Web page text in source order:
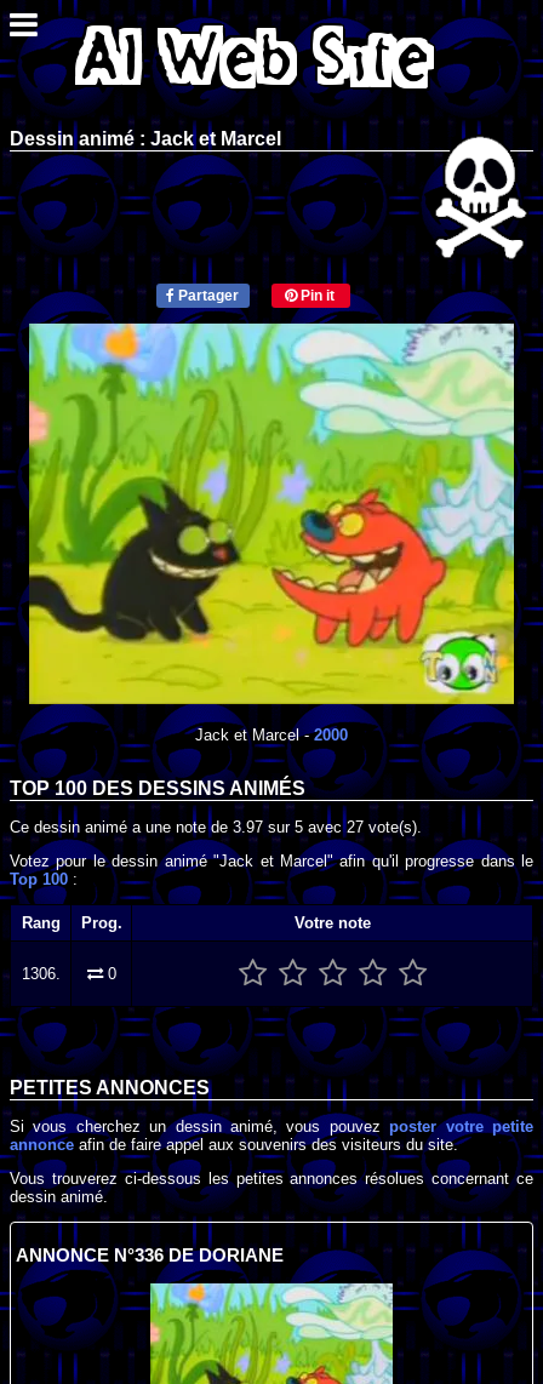
Dessin animé : Jack et Marcel
Partager Pin it
Jack et Marcel-2000
TOP 100 DES DESSINS ANIMÉS
Ce dessin animé a une note de 3.97 sur 5 avec27 vote(s).
Votez pour le dessin animé "Jack et Marcel" afin qu'il progresse dans le
Top 100 :
Rang Prog. Votre note
1306. 0
PETITES ANNONCES
Si vous cherchez un dessin animé, vous pouvezposter votre petite
annonce afin de faire appel aux souvenirs des visiteurs du site.
Vous trouverez ci-dessous les petites annonces résolues concernant ce
dessin animé.
ANNONCE N°336 DE DORIANE